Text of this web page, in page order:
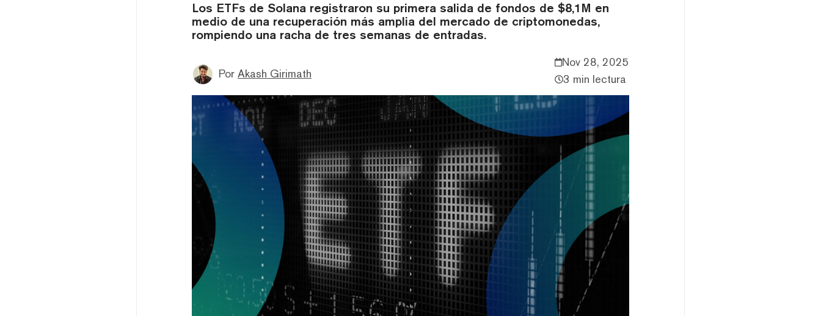
Los ETFs de Solana registraron su primera salida de fondos de $8,1M en
medio de una recuperación más amplia del mercado de criptomonedas,
rompiendo una racha de tres semanas de entradas.
Por Akash Girimath
Nov 28, 2025
3 min lectura